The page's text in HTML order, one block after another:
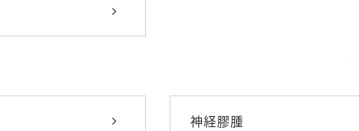
神経膠腫